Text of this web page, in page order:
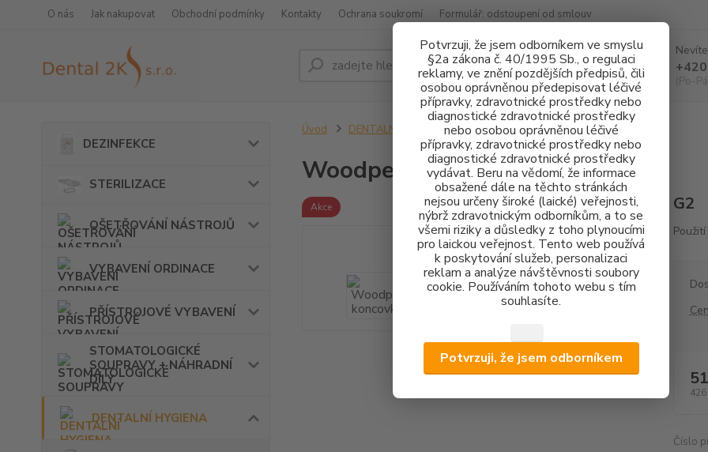
Potvrzuji, že jsem odborníkem ve smyslu
§2a zákona č. 40/1995 Sb., o regulaci
reklamy, ve znění pozdějších předpisů, čili
osobou oprávněnou předepisovat léčivé
přípravky, zdravotnické prostředky nebo
diagnostické zdravotnické prostředky
nebo osobou oprávněnou léčivé
přípravky, zdravotnické prostředky nebo
diagnostické zdravotnické prostředky
vydávat. Beru na vědomí, že informace
obsažené dále na těchto stránkách
nejsou určeny široké (laické) veřejnosti,
nýbrž zdravotnickým odborníkům, a to se
všemi riziky a důsledky z toho plynoucími
pro laickou veřejnost. Tento web používá
k poskytování služeb, personalizaci
reklam a analýze návštěvnosti soubory
cookie. Používáním tohoto webu s tím
souhlasíte.
Potvrzuji, že jsem odborníkem
O nás Jak nakupovat Obchodní podmínky Kontakty Ochrana soukromí Formulář: odstoupení od smlouv
Hledat
(Po-
DEZINFEKCE
STERILIZACE
OŠETŘOVÁNÍ NÁSTROJŮ
VYBAVENÍ ORDINACE
PŘÍSTROJOVÉ VYBAVENÍ
STOMATOLOGICKÉ
SOUPRAVY + NÁHRADNÍ
DÍLY
DENTALNÍ HYGIENA
Úvod DENTALNÍ HYGIENA Woodpecker koncovka G2
Woodpecker koncovka G2
Akce G2
426
Číslo